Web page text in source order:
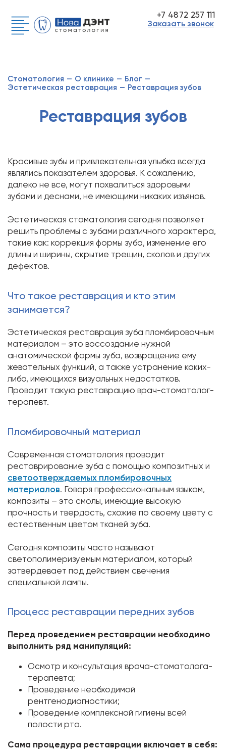
+7 4872 257 111
Заказать звонок
Стоматология — О клинике — Блог —
Эстетическая реставрация — Реставрация зубов
Реставрация зубов
Красивые зубы и привлекательная улыбка всегда
являлись показателем здоровья. К сожалению,
далеко не все, могут похвалиться здоровыми
зубами и деснами, не имеющими никаких изъянов.
Эстетическая стоматология сегодня позволяет
решить проблемы с зубами различного характера,
такие как: коррекция формы зуба, изменение его
длины и ширины, скрытие трещин, сколов и других
дефектов.
Что такое реставрация и кто этим
занимается?
Эстетическая реставрация зуба пломбировочным
материалом – это воссоздание нужной
анатомической формы зуба, возвращение ему
жевательных функций, а также устранение каких-
либо, имеющихся визуальных недостатков.
Проводит такую реставрацию врач-стоматолог-
терапевт.
Пломбировочный материал
Современная стоматология проводит
реставрирование зуба с помощью композитных и
светоотверждаемых пломбировочных
материалов. Говоря профессиональным языком,
композиты – это смолы, имеющие высокую
прочность и твердость, схожие по своему цвету с
естественным цветом тканей зуба.
Сегодня композиты часто называют
светополимеризуемым материалом, который
затвердевает под действием свечения
специальной лампы.
Процесс реставрации передних зубов
Перед проведением реставрации необходимо
выполнить ряд манипуляций:
Осмотр и консультация врача-стоматолога-
терапевта;
Проведение необходимой
рентгенодиагностики;
Проведение комплексной гигиены всей
полости рта.
Сама процедура реставрации включает в себя: